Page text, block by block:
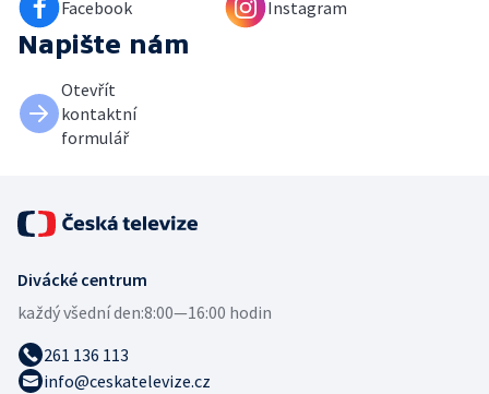
Facebook Instagram
Napište nám
Otevřít
kontaktní
formulář
Divácké centrum
každý všední den:8:00—16:00 hodin
261 136 113
info@ceskatelevize.cz